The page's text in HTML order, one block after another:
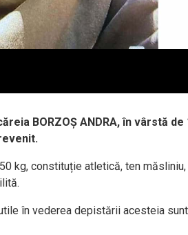
BORZOȘ ANDRA, în vârstă de
kg, constituție atletică, ten
în vederea depistării acesteia